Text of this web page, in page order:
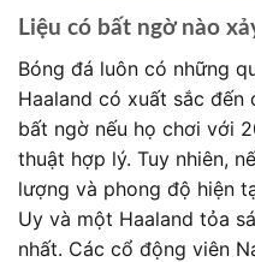
Liệu có bất ngờ nào
Bóng đá luôn có những
Haaland có xuất sắc đến
bất ngờ nếu họ chơi với
thuật hợp lý. Tuy nhiên,
lượng và phong độ hiện
Uy và một Haaland tỏa
nhất. Các cổ động viên